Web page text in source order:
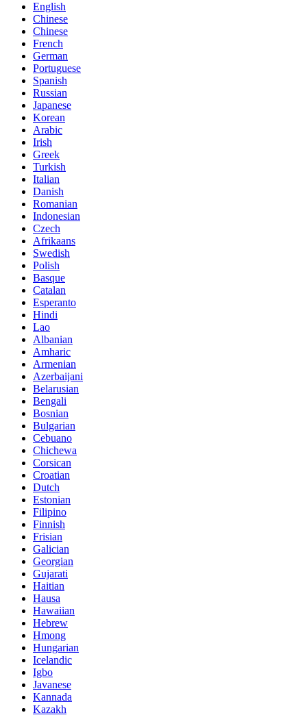
English
Chinese
Chinese
French
German
Portuguese
Spanish
Russian
Japanese
Korean
Arabic
Irish
Greek
Turkish
Italian
Danish
Romanian
Indonesian
Czech
Afrikaans
Swedish
Polish
Basque
Catalan
Esperanto
Hindi
Lao
Albanian
Amharic
Armenian
Azerbaijani
Belarusian
Bengali
Bosnian
Bulgarian
Cebuano
Chichewa
Corsican
Croatian
Dutch
Estonian
Filipino
Finnish
Frisian
Galician
Georgian
Gujarati
Haitian
Hausa
Hawaiian
Hebrew
Hmong
Hungarian
Icelandic
Igbo
Javanese
Kannada
Kazakh